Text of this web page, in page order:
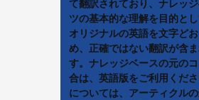
て翻訳されており、ナレッ
ツの基本的な理解を目的と
オリジナルの英語を文字ど
め、正確ではない翻訳が含
す。ナレッジベースの元の
合は、英語版をご利用くだ
については、アーティクル